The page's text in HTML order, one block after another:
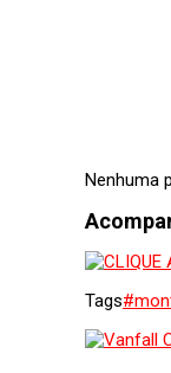
Nenhuma
Tags